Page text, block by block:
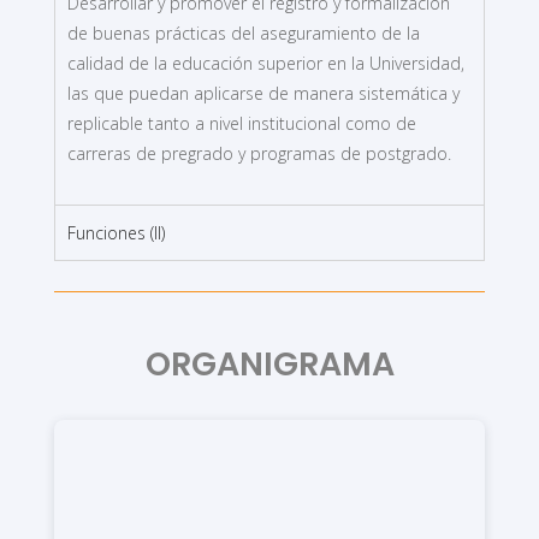
de buenas prácticas del aseguramiento de la
calidad de la educación superior en la Universidad,
las que puedan aplicarse de manera sistemática y
replicable tanto a nivel institucional como de
carreras de pregrado y programas de postgrado.
Funciones (II)
ORGANIGRAMA